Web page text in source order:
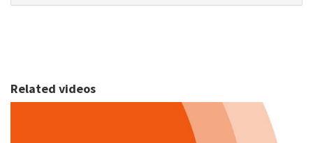
Related videos